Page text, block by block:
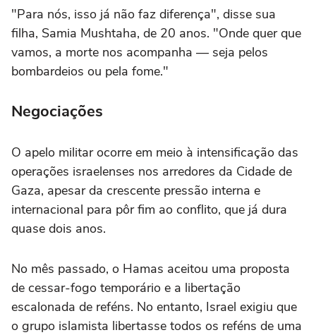
"Para nós, isso já não faz diferença", disse sua
filha, Samia Mushtaha, de 20 anos. "Onde quer que
vamos, a morte nos acompanha — seja pelos
bombardeios ou pela fome."
Negociações
O apelo militar ocorre em meio à intensificação das
operações israelenses nos arredores da Cidade de
Gaza, apesar da crescente pressão interna e
internacional para pôr fim ao conflito, que já dura
quase dois anos.
No mês passado, o Hamas aceitou uma proposta
de cessar-fogo temporário e a libertação
escalonada de reféns. No entanto, Israel exigiu que
o grupo islamista libertasse todos os reféns de uma